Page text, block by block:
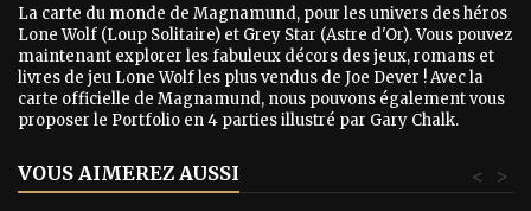
La carte du monde de Magnamund, pour les univers des héros
Lone Wolf (Loup Solitaire) et Grey Star (Astre d'Or). Vous pouvez
maintenant explorer les fabuleux décors des jeux, romans et
livres de jeu Lone Wolf les plus vendus de Joe Dever ! Avec la
carte officielle de Magnamund, nous pouvons également vous
proposer le Portfolio en 4 parties illustré par Gary Chalk.
VOUS AIMEREZ AUSSI >
<